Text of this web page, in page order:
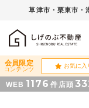
草津市・栗東市・
会員限定
コンテンツ
お気に入
WEB 1176 件 店頭